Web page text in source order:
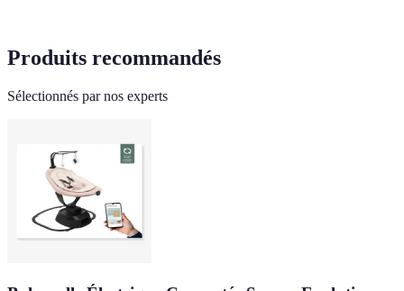
Produits recommandés
Sélectionnés par nos experts